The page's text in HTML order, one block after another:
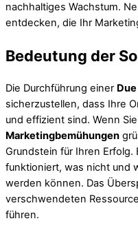
nachhaltiges Wachstum.
entdecken, die Ihr
Bedeutung der
Die Durchführung einer
sicherzustellen, dass Ihre
und effizient sind. Wenn
Marketingbemühungen
Grundstein für Ihren
funktioniert, was nicht und
werden können. Das
verschwendeten
führen.